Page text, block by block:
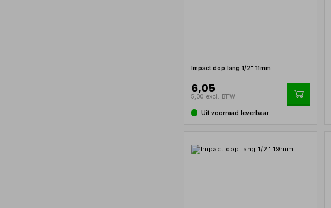
Impact dop lang 1/2" 11mm
6,05
5,00 excl. BTW
Uit voorraad leverbaar